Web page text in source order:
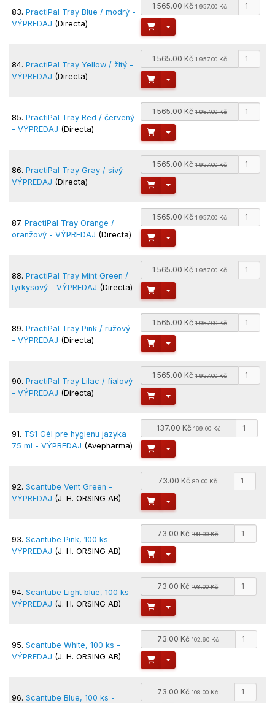
83. PractiPal Tray Blue / modrý -
VÝPREDAJ (Directa)
1 565.00 Kč1 957.00 Kč
Toggle Dropdown
84. PractiPal Tray Yellow / žltý -
VÝPREDAJ (Directa)
1 565.00 Kč1 957.00 Kč
Toggle Dropdown
85. PractiPal Tray Red / červený
- VÝPREDAJ (Directa)
1 565.00 Kč1 957.00 Kč
Toggle Dropdown
86. PractiPal Tray Gray / sivý -
VÝPREDAJ (Directa)
1 565.00 Kč1 957.00 Kč
Toggle Dropdown
87. PractiPal Tray Orange /
oranžový - VÝPREDAJ (Directa)
1 565.00 Kč1 957.00 Kč
Toggle Dropdown
88. PractiPal Tray Mint Green /
tyrkysový - VÝPREDAJ (Directa)
1 565.00 Kč1 957.00 Kč
Toggle Dropdown
89. PractiPal Tray Pink / ružový
- VÝPREDAJ (Directa)
1 565.00 Kč1 957.00 Kč
Toggle Dropdown
90. PractiPal Tray Lilac / fialový
- VÝPREDAJ (Directa)
1 565.00 Kč1 957.00 Kč
Toggle Dropdown
91. TS1 Gél pre hygienu jazyka
75 ml - VÝPREDAJ (Avepharma)
137.00 Kč169.00 Kč
Toggle Dropdown
92. Scantube Vent Green -
VÝPREDAJ (J. H. ORSING AB)
73.00 Kč89.00 Kč
Toggle Dropdown
93. Scantube Pink, 100 ks -
VÝPREDAJ (J. H. ORSING AB)
73.00 Kč108.00 Kč
Toggle Dropdown
94. Scantube Light blue, 100 ks -
VÝPREDAJ (J. H. ORSING AB)
73.00 Kč108.00 Kč
Toggle Dropdown
95. Scantube White, 100 ks -
VÝPREDAJ (J. H. ORSING AB)
73.00 Kč102.60 Kč
Toggle Dropdown
96. Scantube Blue, 100 ks -
73.00 Kč108.00 Kč